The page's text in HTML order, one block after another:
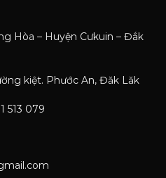
Hòa – Huyện Cưkuin – Đắk
kiệt. Phước An, Đăk Lăk
513 079